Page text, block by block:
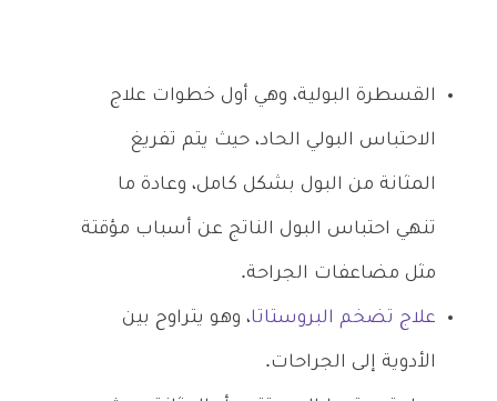
القسطرة البولية، وهي أول خطوات علاج
الاحتباس البولي الحاد، حيث يتم تفريغ
المثانة من البول بشكل كامل، وعادة ما
تنهي احتباس البول الناتج عن أسباب مؤقتة
مثل مضاعفات الجراحة.
علاج تضخم البروستاتا، وهو يتراوح بين
الأدوية إلى الجراحات.